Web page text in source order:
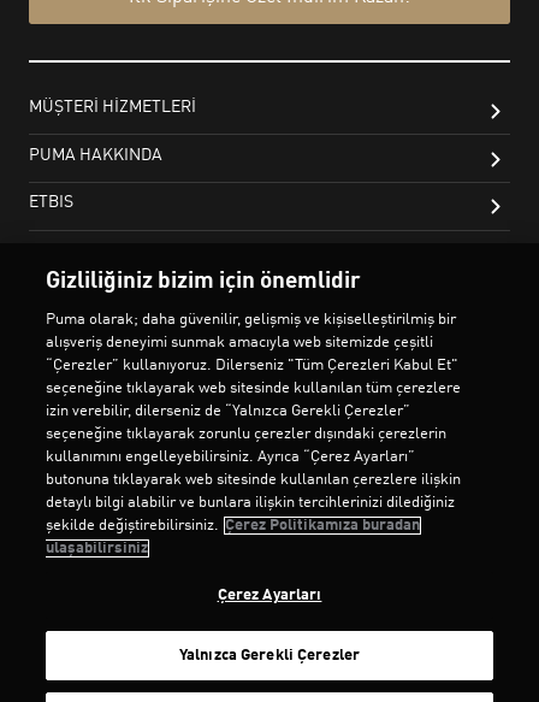
Gizliliğiniz bizim için önemlidir
Puma olarak; daha güvenilir, gelişmiş ve kişiselleştirilmiş bir
alışveriş deneyimi sunmak amacıyla web sitemizde çeşitli
“Çerezler” kullanıyoruz. Dilerseniz "Tüm Çerezleri Kabul Et"
seçeneğine tıklayarak web sitesinde kullanılan tüm çerezlere
izin verebilir, dilerseniz de “Yalnızca Gerekli Çerezler”
seçeneğine tıklayarak zorunlu çerezler dışındaki çerezlerin
kullanımını engelleyebilirsiniz. Ayrıca “Çerez Ayarları”
butonuna tıklayarak web sitesinde kullanılan çerezlere ilişkin
detaylı bilgi alabilir ve bunlara ilişkin tercihlerinizi dilediğiniz
şekilde değiştirebilirsiniz. Çerez Politikamıza buradan
ulaşabilirsiniz
Çerez Ayarları
Yalnızca Gerekli Çerezler